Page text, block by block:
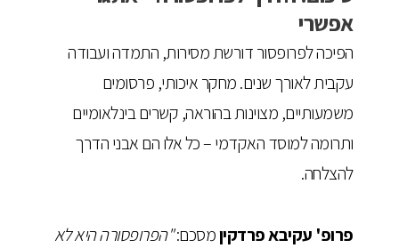
אפשרי
הפיכה לפרופסור דורשת מסירות, התמדה ועבודה
עקבית לאורך שנים. מחקר איכותי, פרסומים
משמעותיים, מצוינות בהוראה, קשרים בינלאומיים
ותרומה למוסד האקדמי – כל אלו הם אבני הדרך
להצלחה.
פרופ' עקיבא פרדקיןמסכם:"הפרופסורה היא לא